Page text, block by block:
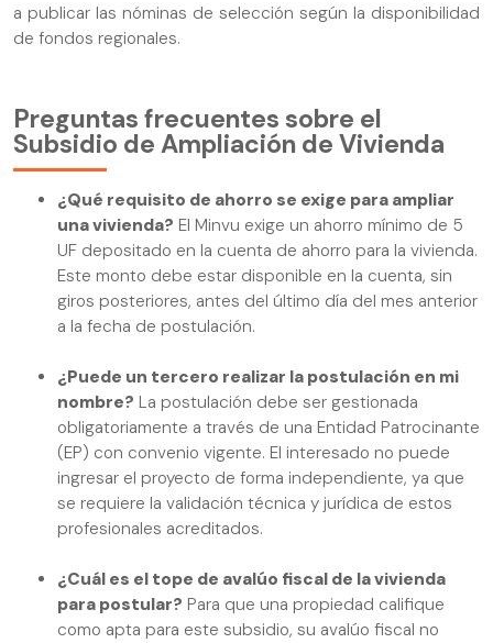
a publicar las nóminas de selección según la disponibilidad
de fondos regionales.
Preguntas frecuentes sobre el
Subsidio de Ampliación de Vivienda
¿Qué requisito de ahorro se exige para ampliar
una vivienda? El Minvu exige un ahorro mínimo de 5
UF depositado en la cuenta de ahorro para la vivienda.
Este monto debe estar disponible en la cuenta, sin
giros posteriores, antes del último día del mes anterior
a la fecha de postulación.
¿Puede un tercero realizar la postulación en mi
nombre? La postulación debe ser gestionada
obligatoriamente a través de una Entidad Patrocinante
(EP) con convenio vigente. El interesado no puede
ingresar el proyecto de forma independiente, ya que
se requiere la validación técnica y jurídica de estos
profesionales acreditados.
¿Cuál es el tope de avalúo fiscal de la vivienda
para postular? Para que una propiedad califique
como apta para este subsidio, su avalúo fiscal no